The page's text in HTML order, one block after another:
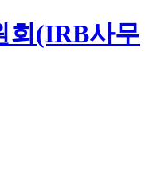
회(IRB사무